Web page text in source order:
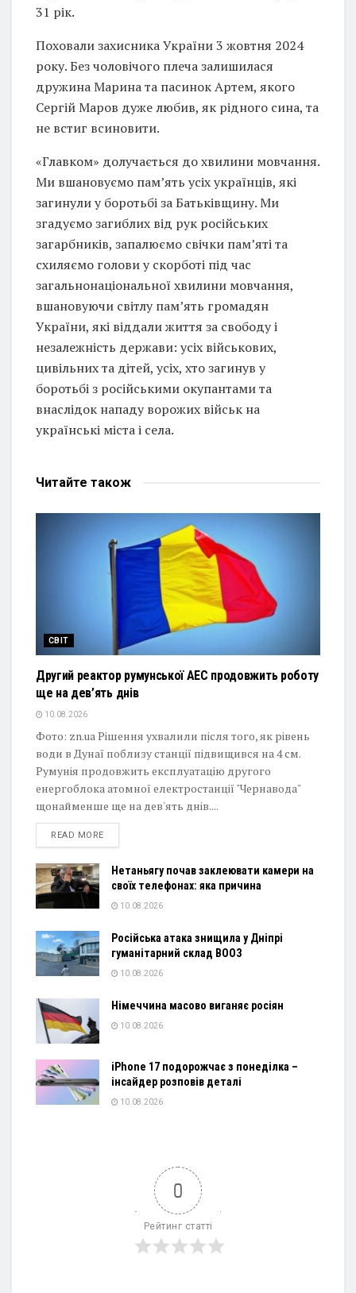
31 рік.
Поховали захисника України 3 жовтня 2024
року. Без чоловічого плеча залишилася
дружина Марина та пасинок Артем, якого
Сергій Маров дуже любив, як рідного сина, та
не встиг всиновити.
«Главком» долучається до хвилини мовчання.
Ми вшановуємо памʼять усіх українців, які
загинули у боротьбі за Батьківщину. Ми
згадуємо загиблих від рук російських
загарбників, запалюємо свічки пам’яті та
схиляємо голови у скорботі під час
загальнонаціональної хвилини мовчання,
вшановуючи світлу пам’ять громадян
України, які віддали життя за свободу і
незалежність держави: усіх військових,
цивільних та дітей, усіх, хто загинув у
боротьбі з російськими окупантами та
внаслідок нападу ворожих військ на
українські міста і села.
Читайте також
СВІТ
Другий реактор румунської АЕС продовжить роботу
ще на дев’ять днів
10.08.2026
Фото: zn.ua Рішення ухвалили після того, як рівень
води в Дунаї поблизу станції підвищився на 4 см.
Румунія продовжить експлуатацію другого
енергоблока атомної електростанції "Чернавода"
щонайменше ще на дев'ять днів....
READ MOREDETAILS
Нетаньягу почав заклеювати камери на
своїх телефонах: яка причина
10.08.2026
Російська атака знищила у Дніпрі
гуманітарний склад ВООЗ
10.08.2026
Німеччина масово виганяє росіян
10.08.2026
iPhone 17 подорожчає з понеділка –
інсайдер розповів деталі
10.08.2026
0
Рейтинг статті